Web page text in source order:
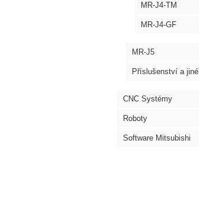
MR-J4-TM
MR-J4-GF
MR-J5
Příslušenství a jiné
CNC Systémy
Roboty
Software Mitsubishi